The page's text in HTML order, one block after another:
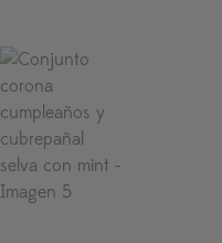
Añadir a lista de deseos